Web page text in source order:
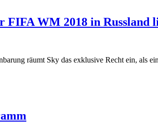
FIFA WM 2018 in
räumt Sky das exklusive Recht ein, als